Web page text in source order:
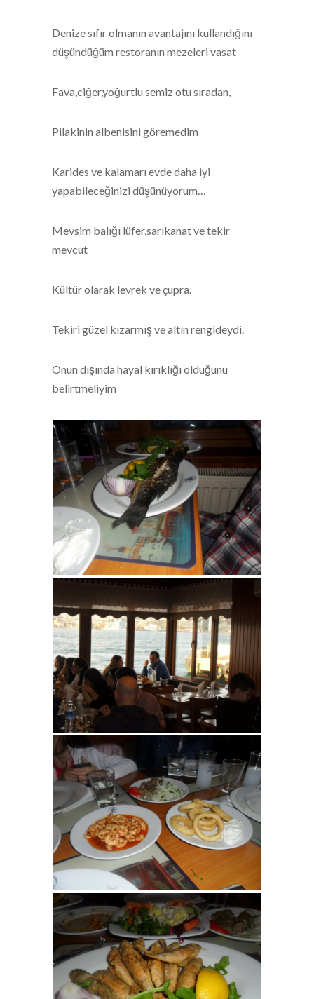
Denize sıfır olmanın avantajını kullandığını
düşündüğüm restoranın mezeleri vasat
Fava,ciğer,yoğurtlu semiz otu sıradan,
Pilakinin albenisini göremedim
Karides ve kalamarı evde daha iyi
yapabileceğinizi düşünüyorum…
Mevsim balığı lüfer,sarıkanat ve tekir
mevcut
Kültür olarak levrek ve çupra.
Tekiri güzel kızarmış ve altın rengideydi.
Onun dışında hayal kırıklığı olduğunu
belirtmeliyim